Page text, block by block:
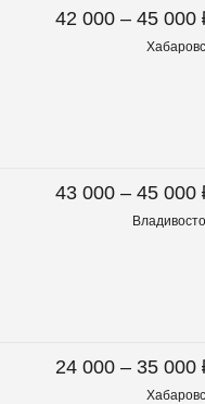
42 000 – 45 000
43 000 – 45 000
24 000 – 35 000